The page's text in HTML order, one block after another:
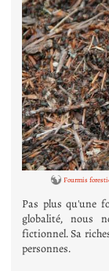
Fourmis
Pas plus qu'une
globalité, nous
fictionnel. Sa
personnes.